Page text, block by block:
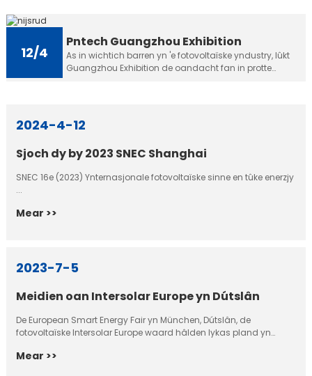
12/4
Pntech Guangzhou Exhibition
As in wichtich barren yn 'e fotovoltaïske yndustry, lûkt
Guangzhou Exhibition de oandacht fan in protte
2024-4-12
Sjoch dy by 2023 SNEC Shanghai
SNEC 16e (2023) Ynternasjonale fotovoltaïske sinne en tûke enerzjy
...
Mear >>
2023-7-5
Meidien oan Intersolar Europe yn Dútslân
De European Smart Energy Fair yn München, Dútslân, de
fotovoltaïske Intersolar Europe waard hâlden lykas pland yn
Mear >>